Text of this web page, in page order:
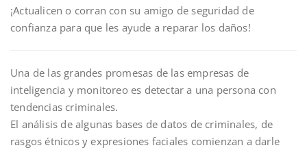
¡Actualicen o corran con su amigo de seguridad de
confianza para que les ayude a reparar los daños!
Una de las grandes promesas de las empresas de
inteligencia y monitoreo es detectar a una persona con
tendencias criminales.
El análisis de algunas bases de datos de criminales, de
rasgos étnicos y expresiones faciales comienzan a darle